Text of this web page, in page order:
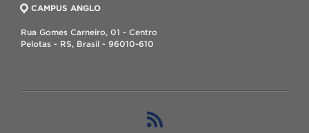
CAMPUS ANGLO
Rua Gomes Carneiro, 01 - Centro
Pelotas - RS, Brasil - 96010-610